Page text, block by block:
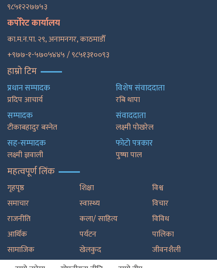
९८५१२२७७५३
कर्पोरेट कार्यालय
का.म.न.पा. २९, अनामनगर, काठमाडाैँ
+९७७-१-५७०५४४५ / ९८५१३१००९३
हाम्रो टिम
प्रधान सम्पादक
प्रदिप आचार्य
सम्पादक
टीकाबहादुर बस्नेत
सह-सम्पादक
लक्ष्मी ज्ञवाली
विशेष संवाददाता
रबि थापा
संवाददाता
लक्ष्मी पोखरेल
फाेटाे पत्रकार
पुष्षा पाल
महत्वपूर्ण लिंक
गृहपृष्ठ
समाचार
राजनीति
आर्थिक
सामाजिक
शिक्षा
स्वास्थ्य
कला/ साहित्य
पर्यटन
खेलकुद
विश्व
विचार
विविध
पालिका
जीवनशैली